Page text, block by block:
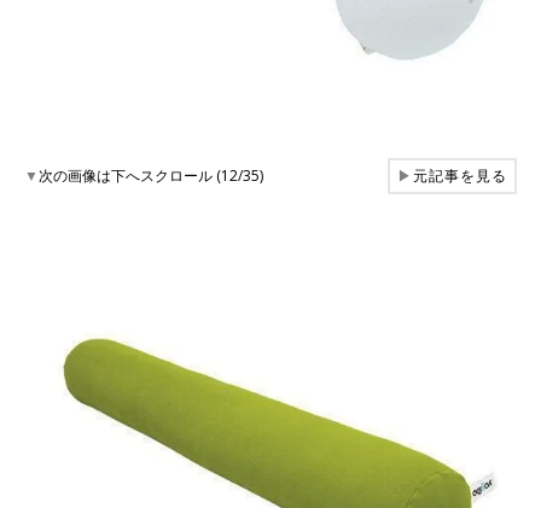
▼次の画像は下へスクロール (12/35) ▶元記事を見る